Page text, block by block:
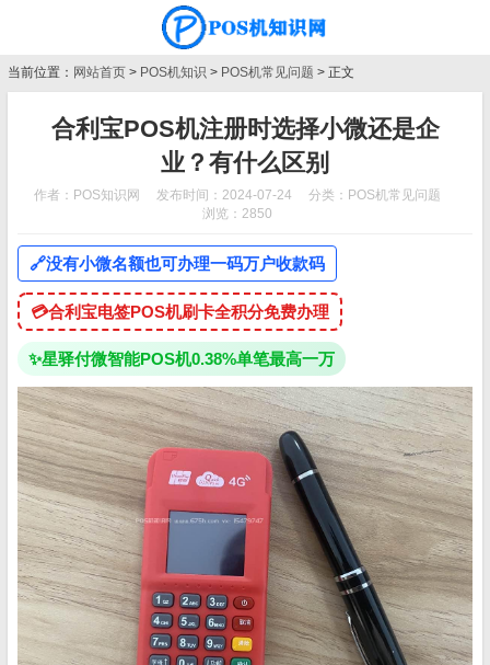
当前位置： 网站首页 > POS机知识 > POS机常见问题 > 正文
合利宝POS机注册时选择小微还是企
业？有什么区别
作者：POS知识网 发布时间：2024-07-24 分类： POS机常见问题
浏览：2850
🔗没有小微名额也可办理一码万户收款码
💳合利宝电签POS机刷卡全积分免费办理
✨星驿付微智能POS机0.38%单笔最高一万